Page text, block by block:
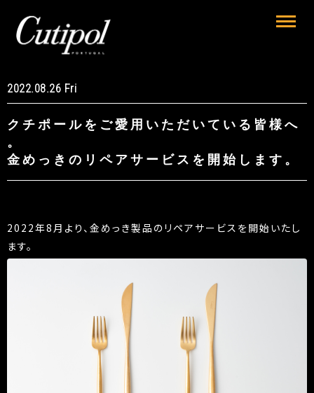
2022.08.26 Fri
クチポールをご愛用いただいている皆様へ
。
金めっきのリペアサービスを開始します。
2022年8月より、金めっき製品のリペアサービスを開始いたし
ます。